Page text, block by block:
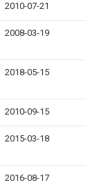
2010-07-21
2008-03-19
2018-05-15
2010-09-15
2015-03-18
2016-08-17